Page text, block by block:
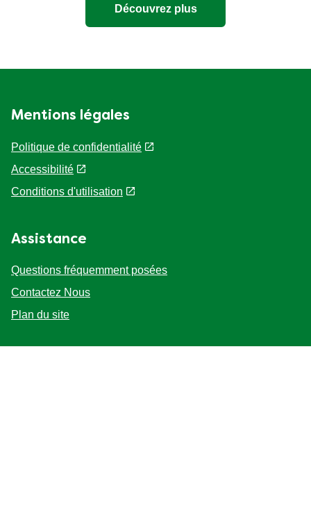
Découvrez plus
Mentions légales
Politique de confidentialité
Paramètres des cookies
Accessibilité
Questions fréquemment posées
Contactez Nous